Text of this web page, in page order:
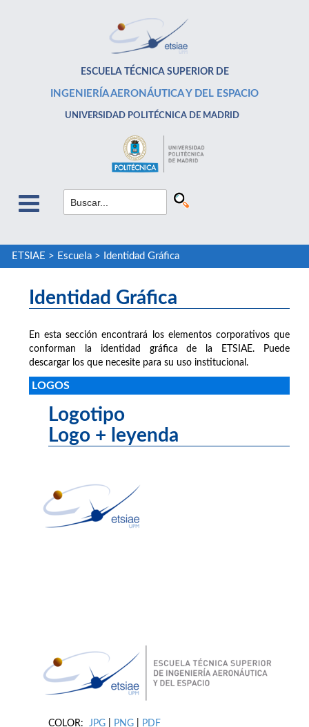
ESCUELA TÉCNICA SUPERIOR DE
INGENIERÍA AERONÁUTICA Y DEL ESPACIO
UNIVERSIDAD POLITÉCNICA DE MADRID
ETSIAE > Escuela> Identidad Gráfica
Identidad Gráfica
En esta sección encontrará los elementos corporativos que
conforman la identidad gráfica de la ETSIAE. Puede
descargar los que necesite para su uso institucional.
LOGOS
Logotipo
Logo + leyenda
COLOR: JPG PNG
PDF